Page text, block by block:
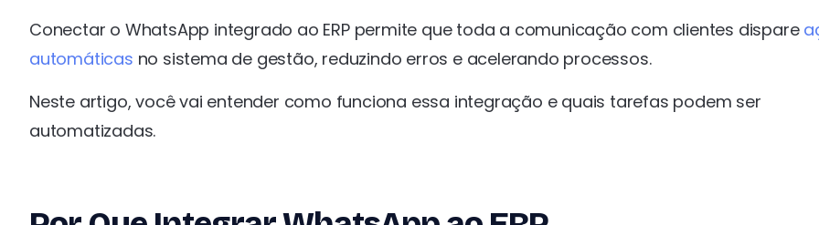
Conectar o WhatsApp integrado ao ERP permite que toda a comunicação com clientes dispare
automáticas no sistema de gestão, reduzindo erros e acelerando processos.
Neste artigo, você vai entender como funciona essa integração e quais tarefas podem ser
automatizadas.